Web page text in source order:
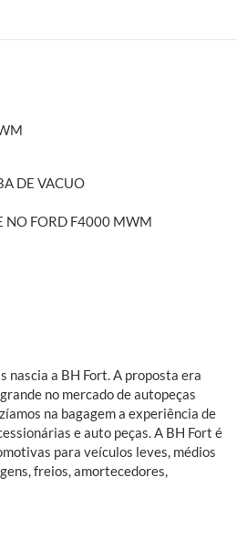
DE VACUO
NO FORD F4000 MWM
nascia a BH Fort. A proposta era
no mercado de autopeças
na bagagem a experiência de
e auto peças. A BH Fort é
para veículos leves, médios
freios, amortecedores,